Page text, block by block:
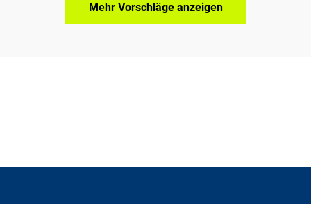
Mehr Vorschläge anzeigen